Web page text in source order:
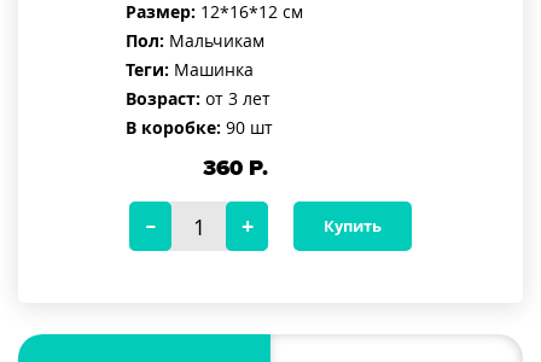
Размер: 12*16*12 см
Пол: Мальчикам
Теги: Машинка
Возраст: от 3 лет
В коробке: 90 шт
360Р.
Купить